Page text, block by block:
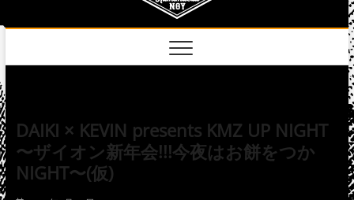
DAIKI × KEVIN presents KMZ UP NIGHT
〜ザイオン新年会!!!今夜はお餅をつか
NIGHT〜(仮)